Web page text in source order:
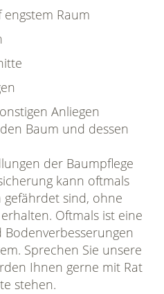
Raum
Anliegen
Baum und dessen
der Baumpflege
kann oftmals
gefährdet sind, ohne
Oftmals ist eine
Sprechen Sie unsere
Ihnen gerne mit Rat
stehen.